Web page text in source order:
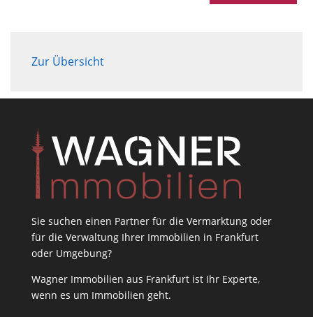
Zur Übersicht
Sie suchen einen Partner für die Vermarktung oder
für die Verwaltung Ihrer Immobilien in Frankfurt
oder Umgebung?
Wagner Immobilien aus Frankfurt ist Ihr Experte,
wenn es um Immobilien geht.